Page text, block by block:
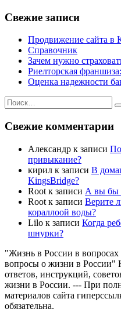
Свежие записи
Продвижение сайта в
Справочник
Зачем нужно
Риелторская
Оценка надежности
Искать:
Свежие комментарии
Александр к записи
привыкание?
кирил к записи В
KingsBridge?
Root к записи А вы бы
Root к записи Верите
кораллоой воды?
Lilo к записи Когда
шнурки?
"Жизнь в России в вопросах
вопросы о жизни в России"
ответов, инструкций,
жизни в России. --- При
материалов сайта
обязательна.